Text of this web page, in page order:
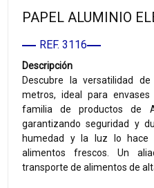
PAPEL ALUMINIO
REF. 3116
Descripción
Descubre la versatilidad
metros, ideal para
familia de productos de
garantizando seguridad y
humedad y la luz lo hace
alimentos frescos. Un
transporte de alimentos de